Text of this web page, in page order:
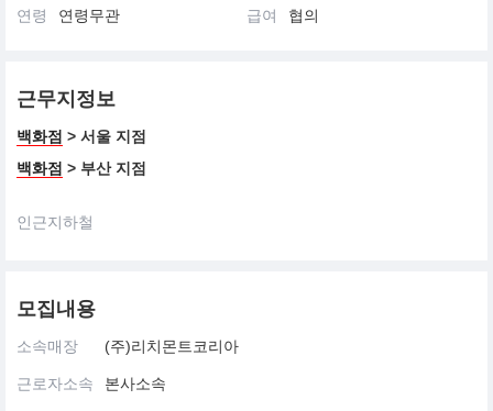
연령
연령무관 급여 협의
근무지정보
백화점 > 서울 지점
백화점 > 부산 지점
인근지하철
모집내용
소속매장 (주)리치몬트코리아
근로자소속 본사소속